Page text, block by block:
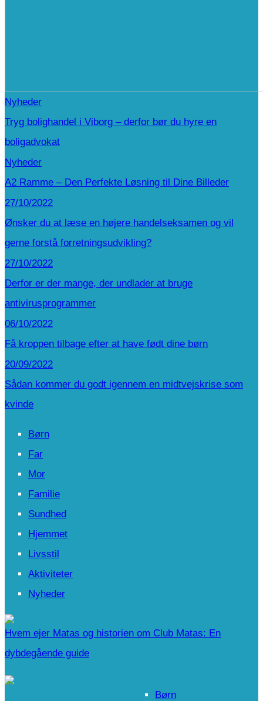
Nyheder
Tryg bolighandel i Viborg – derfor bør du hyre en
boligadvokat
Nyheder
A2 Ramme – Den Perfekte Løsning til Dine Billeder
27/10/2022
Ønsker du at læse en højere handelseksamen og vil
gerne forstå forretningsudvikling?
27/10/2022
Derfor er der mange, der undlader at bruge
antivirusprogrammer
06/10/2022
Få kroppen tilbage efter at have født dine børn
20/09/2022
Sådan kommer du godt igennem en midtvejskrise som
kvinde
Børn
Far
Mor
Familie
Sundhed
Hjemmet
Livsstil
Aktiviteter
Nyheder
Hvem ejer Matas og historien om Club Matas: En
dybdegående guide
Børn